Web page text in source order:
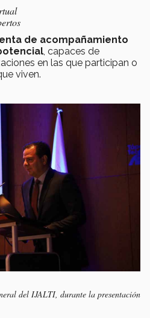
de acompañamiento
, capaces de
en las que participan o
viven.
del IJALTI, durante la presentación